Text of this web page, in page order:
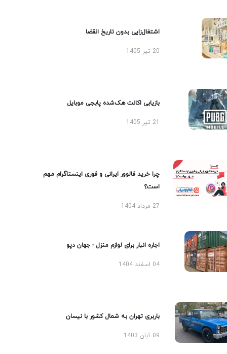
اشتغال‌زایی بدون تاریخ انقضا
20 تیر 1405
بازیابی اکانت هک‌شده پابجی موبایل
چرا خرید فالوور ایرانی و فوری اینستاگرام مهم
است؟
27 مرداد 1404
اجاره انبار برای لوازم منزل - جهان دپو
04 اسفند 1404
باربری تهران به شمال کشور با نیسان
09 آبان 1403